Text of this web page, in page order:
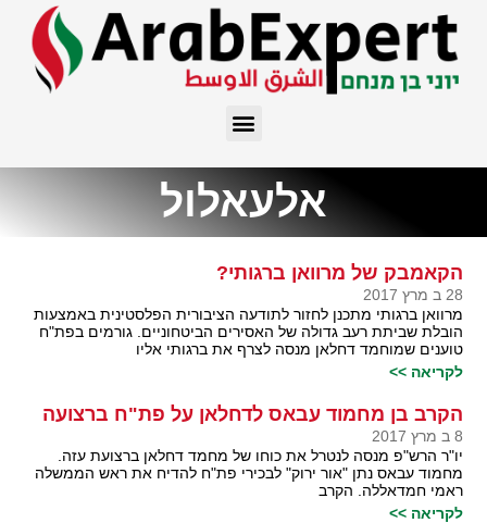
אלעאלול
הקאמבק של מרוואן ברגותי?
28 ב מרץ 2017
מרוואן ברגותי מתכנן לחזור לתודעה הציבורית הפלסטינית באמצעות
הובלת שביתת רעב גדולה של האסירים הביטחוניים. גורמים בפת"ח
טוענים שמוחמד דחלאן מנסה לצרף את ברגותי אליו
לקריאה >>
הקרב בן מחמוד עבאס לדחלאן על פת"ח ברצועה
8 ב מרץ 2017
יו"ר הרש"פ מנסה לנטרל את כוחו של מחמד דחלאן ברצועת עזה.
מחמוד עבאס נתן "אור ירוק" לבכירי פת"ח להדיח את ראש הממשלה
ראמי חמדאללה. הקרב
לקריאה >>